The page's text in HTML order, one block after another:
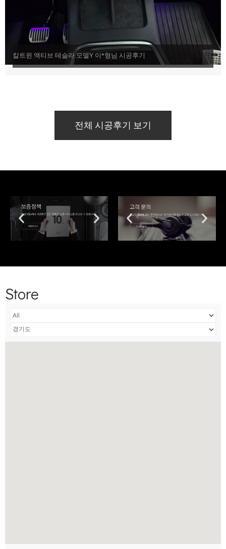
칼트윈 액티브 테슬라 모델Y 이*형님 시공후기
전체 시공후기 보기
Store